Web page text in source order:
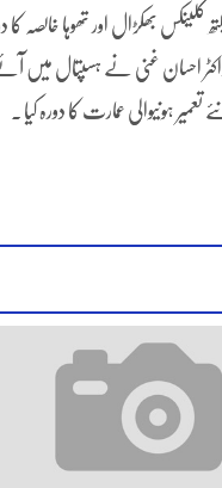
بھکڑال اور تھوہا خالصہ کا
احسان غنی نے ہسپتال میں
ہونیوالی عمارت کا دورہ کیا ۔